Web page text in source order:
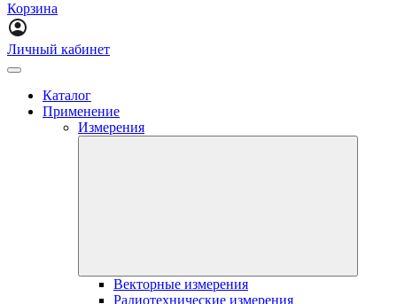
Корзина
Личный кабинет
Каталог
Применение
Измерения
Векторные измерения
Радиотехнические измерения